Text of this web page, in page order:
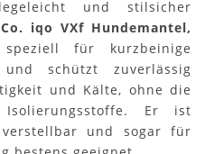
und stilsicher
iqo VXf Hundemantel,
für kurzbeinige
und schützt zuverlässig
und Kälte, ohne die
Isolierungsstoffe. Er ist
und sogar für